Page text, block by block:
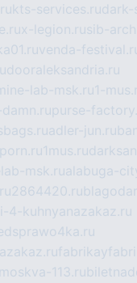
kts-services.rudark-
x-legion.rusib-
venda-
dooraleksandria.ru
mine-lab-msk.ru1-
purse-
adler-jun.ru
1mus.ru
msk.rualabuga-
2864420.ru
4-kuhnyanazakaz.ru
113.ru